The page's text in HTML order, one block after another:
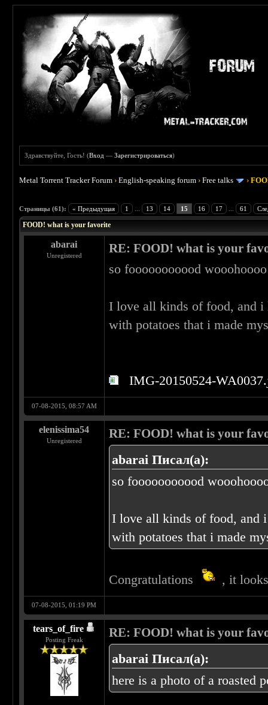
Здравствуйте, Гость! (Вход —Зарегистрироваться)
Metal Torrent Tracker Forum ›English-speaking forum ›Free talks ›
Страницы (61): « Предыдущая 1 13 14 15 16 17 61
FOOD! what is your favorite
abarai
Unregistered
RE: FOOD! what is your
so fooooooooood
I love all kinds of food, and i
with potatoes that i made
IMG-20150524-
07-08-2015, 08:57 AM
elenissima54
Unregistered
RE: FOOD! what is your
abarai Писал(а):
so fooooooooood
I love all kinds of food, and
with potatoes that i made
Congratulations , it
07-08-2015, 01:19 PM
tears_of_fire
Posting Freak
RE: FOOD! what is your
abarai Писал(а):
here is a photo of a roasted